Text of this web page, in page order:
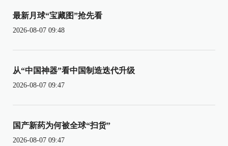
最新月球“宝藏图”抢先看
2026-08-07 09:48
从“中国神器”看中国制造迭代升级
2026-08-07 09:47
国产新药为何被全球“扫货”
2026-08-07 09:47